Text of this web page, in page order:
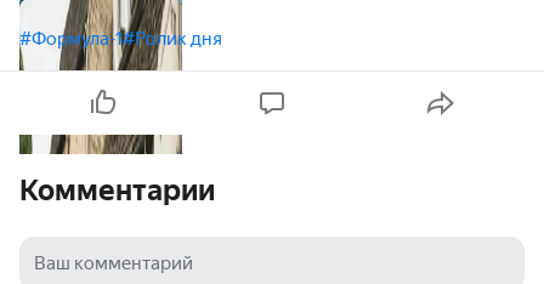
#Формула-1#Ролик дня
Комментарии